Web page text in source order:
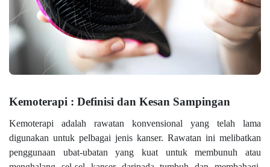
Kemoterapi : Definisi dan Kesan Sampingan
Kemoterapi adalah rawatan konvensional yang telah lama
digunakan untuk pelbagai jenis kanser. Rawatan ini melibatkan
penggunaan ubat-ubatan yang kuat untuk membunuh atau